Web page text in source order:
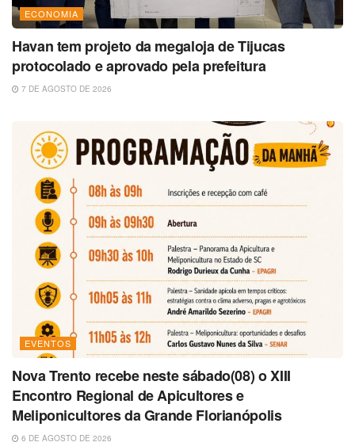
ECONOMIA
Havan tem projeto da megaloja de Tijucas
protocolado e aprovado pela prefeitura
7 DE AGOSTO DE 2026
EVENTOS
Nova Trento recebe neste sábado(08) o XIII
Encontro Regional de Apicultores e
Meliponicultores da Grande Florianópolis
6 DE AGOSTO DE 2026